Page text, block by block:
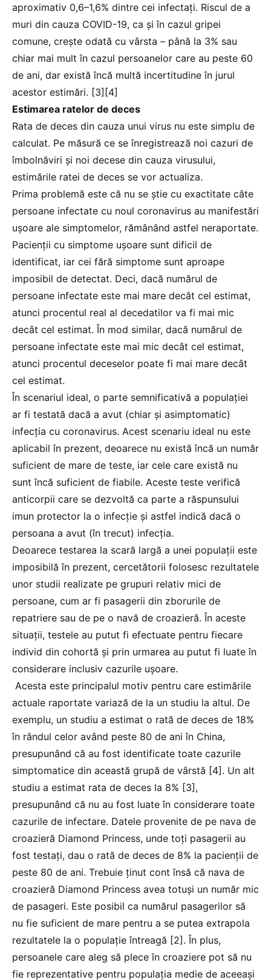
aproximativ 0,6–1,6% dintre cei infectați. Riscul de a
muri din cauza COVID-19, ca și în cazul gripei
comune, crește odată cu vârsta – până la 3% sau
chiar mai mult în cazul persoanelor care au peste 60
de ani, dar există încă multă incertitudine în jurul
acestor estimări. [3][4]
Estimarea ratelor de deces
Rata de deces din cauza unui virus nu este simplu de
calculat. Pe măsură ce se înregistrează noi cazuri de
îmbolnăviri și noi decese din cauza virusului,
estimările ratei de deces se vor actualiza.
Prima problemă este că nu se știe cu exactitate câte
persoane infectate cu noul coronavirus au manifestări
ușoare ale simptomelor, rămânând astfel neraportate.
Pacienții cu simptome ușoare sunt dificil de
identificat, iar cei fără simptome sunt aproape
imposibil de detectat. Deci, dacă numărul de
persoane infectate este mai mare decât cel estimat,
atunci procentul real al decedatilor va fi mai mic
decât cel estimat. În mod similar, dacă numărul de
persoane infectate este mai mic decât cel estimat,
atunci procentul deceselor poate fi mai mare decât
cel estimat.
În scenariul ideal, o parte semnificativă a populației
ar fi testată dacă a avut (chiar și asimptomatic)
infecția cu coronavirus. Acest scenariu ideal nu este
aplicabil în prezent, deoarece nu există încă un număr
suficient de mare de teste, iar cele care există nu
sunt încă suficient de fiabile. Aceste teste verifică
anticorpii care se dezvoltă ca parte a răspunsului
imun protector la o infecție și astfel indică dacă o
persoana a avut (în trecut) infecția.
Deoarece testarea la scară largă a unei populații este
imposibilă în prezent, cercetătorii folosesc rezultatele
unor studii realizate pe grupuri relativ mici de
persoane, cum ar fi pasagerii din zborurile de
repatriere sau de pe o navă de croazieră. În aceste
situații, testele au putut fi efectuate pentru fiecare
individ din cohortă și prin urmarea au putut fi luate în
considerare inclusiv cazurile ușoare.
Acesta este principalul motiv pentru care estimările
actuale raportate variază de la un studiu la altul. De
exemplu, un studiu a estimat o rată de deces de 18%
în rândul celor având peste 80 de ani în China,
presupunând că au fost identificate toate cazurile
simptomatice din această grupă de vârstă [4]. Un alt
studiu a estimat rata de deces la 8% [3],
presupunând că nu au fost luate în considerare toate
cazurile de infectare. Datele provenite de pe nava de
croazieră Diamond Princess, unde toți pasagerii au
fost testați, dau o rată de deces de 8% la pacienții de
peste 80 de ani. Trebuie ținut cont însă că nava de
croazieră Diamond Princess avea totuși un număr mic
de pasageri. Este posibil ca numărul pasagerilor să
nu fie suficient de mare pentru a se putea extrapola
rezultatele la o populație întreagă [2]. În plus,
persoanele care aleg să plece în croaziere pot să nu
fie reprezentative pentru populația medie de aceeași